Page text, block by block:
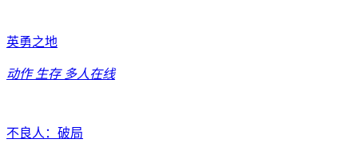
英勇之地
动作 生存 多人在线
不良人：破局